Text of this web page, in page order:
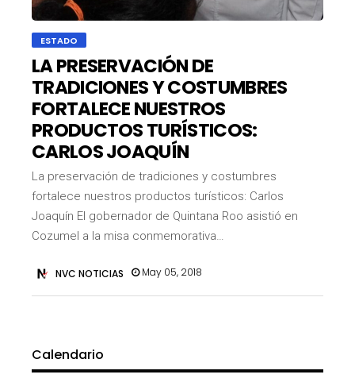
ESTADO
LA PRESERVACIÓN DE
TRADICIONES Y COSTUMBRES
FORTALECE NUESTROS
PRODUCTOS TURÍSTICOS:
CARLOS JOAQUÍN
La preservación de tradiciones y costumbres
fortalece nuestros productos turísticos: Carlos
Joaquín El gobernador de Quintana Roo asistió en
Cozumel a la misa conmemorativa…
NVC NOTICIAS May 05, 2018
Calendario